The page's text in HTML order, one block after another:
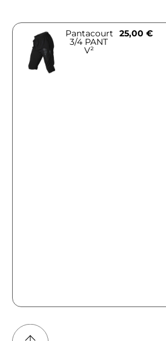
Pantacourt
3/4 PANT
V²
25,00 €